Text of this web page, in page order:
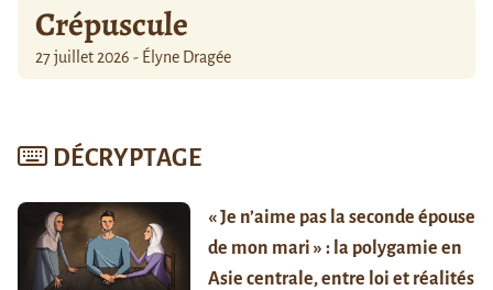
Crépuscule
27 juillet 2026 - Élyne Dragée
DÉCRYPTAGE
« Je n’aime pas la seconde épouse
de mon mari » : la polygamie en
Asie centrale, entre loi et réalités